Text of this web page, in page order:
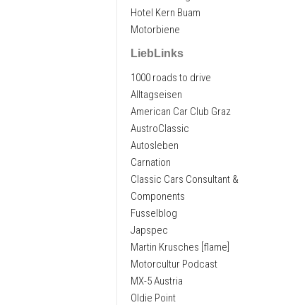
Hotel Kern Buam
Motorbiene
LiebLinks
1000 roads to drive
Alltagseisen
American Car Club Graz
AustroClassic
Autosleben
Carnation
Classic Cars Consultant &
Components
Fusselblog
Japspec
Martin Krusches [flame]
Motorcultur Podcast
MX-5 Austria
Oldie Point